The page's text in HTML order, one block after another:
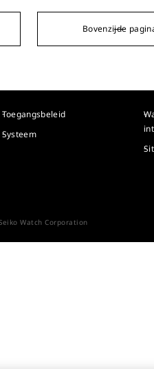
Bovenzijde
Toegangsbeleid
Systeem
Watch Corporation